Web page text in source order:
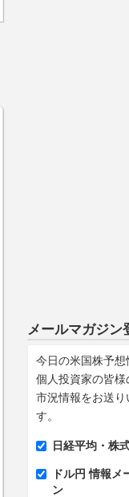
メールマガジン
今日の米国株予想
個人投資家の皆様
市況情報をお送り
す。
日経平均・株
ドル円 情報メ
ン